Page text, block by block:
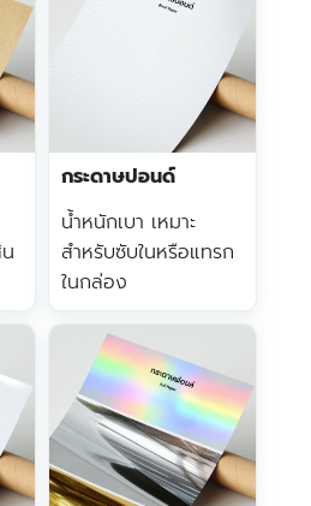
กระดาษปอนด์
น้ำหนักเบา เหมาะ
สำหรับซับในหรือแทรก
ในกล่อง